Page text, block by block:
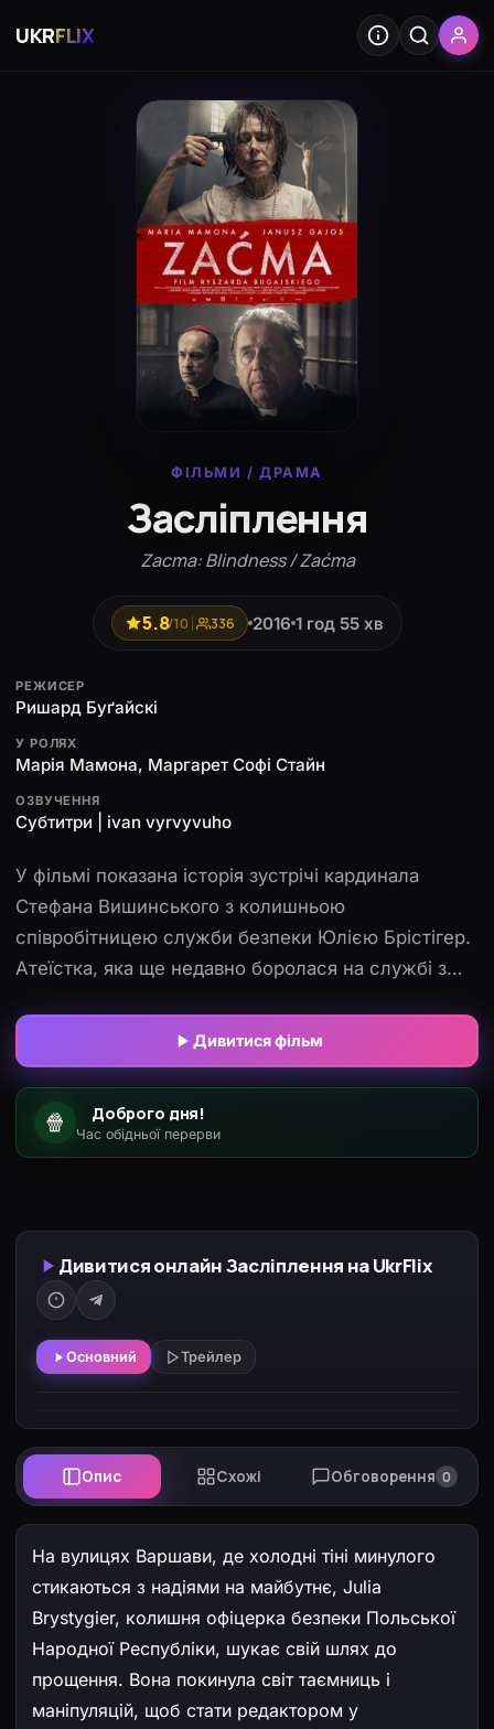
UKRFLIX
ФІЛЬМИ /ДРАМА
Засліплення
Zacma: Blindness / Zaćma
5.8/10 336 2016 1 год 55 хв
РЕЖИСЕР
Ришард Буґайскі
У РОЛЯХ
Марія Мамона, Маргарет Софі Стайн
ОЗВУЧЕННЯ
Субтитри | ivan vyrvyvuho
У фільмі показана історія зустрічі кардинала
Стефана Вишинського з колишньою
співробітницею служби безпеки Юлією Брістігер.
Атеїстка, яка ще недавно боролася на службі з
про світ були хибними й вона опинилася у
глухому куті, тому прагне зустрітися з
кардиналом Вишинським й отримати від нього
духовну пораду, як далі жити.
Дивитися фільм
🍿 Доброго дня!
Час обідньої перерви
Дивитися онлайн Засліплення на UkrFlix
Основний Трейлер
Опис Схожі Обговорення 0
На вулицях Варшави, де холодні тіні минулого
стикаються з надіями на майбутнє, Julia
Brystygier, колишня офіцерка безпеки Польської
Народної Республіки, шукає свій шлях до
прощення. Вона покинула світ таємниць і
маніпуляцій, щоб стати редактором у